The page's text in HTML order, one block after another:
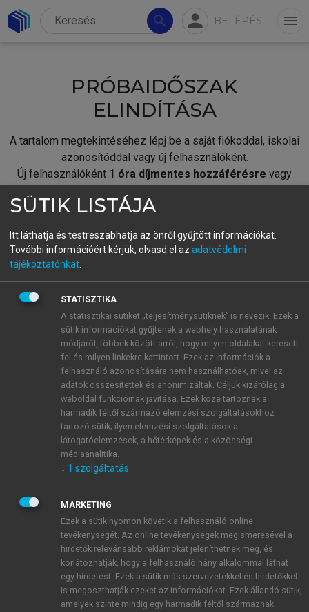
search person BELÉPÉS menu
PRÓBAIDŐSZAK
ELINDÍTÁSA
A tartalom megtekintéséhez lépj be a saját fiókoddal, iskolai
azonosítóddal vagy új felhasználóként.
Új felhasználóként 1 óra díjmentes hozzáférésre vagy
fiókoddal,vagy hozz létre új fiókot.
A regisztráció után apróbaidőszakautomatikusan
BELÉPÉS SAJÁT FIÓKKAL
ÚJ FIÓK LÉTREHOZÁSA
1 óra díjmentes hozzáférés
E-MAIL-CÍM
JELSZÓ
JELSZÓ ÚJRA
Kérek értesítést a MeRSZ újdonságairól, akcióiról.
SÜTIK LISTÁJA
Itt láthatja és testreszabhatja az önről gyűjtött információkat.
További információért kérjük, olvasd el az adatvédelmi
tájékoztatónkat
STATISZTIKA
A statisztikai sütiket „teljesítménysütiknek” is nevezik. Ezek a
sütik információkat gyűjtenek a webhely használatának
módjáról, többek között arról, hogy milyen oldalakat keresett
fel és milyen linkekre kattintott. Ezek az információk a
felhasználó azonosítására nem használhatóak, mivel az
adatok összesítettek és anonimizáltak. Céljuk kizárólag a
weboldal funkcióinak javítása. Ezek közé tartoznak a
harmadik féltől származó elemzési szolgáltatásokhoz
tartozó sütik; ilyen elemzési szolgáltatások a
látogatóelemzések, a hőtérképek és a közösségi
médiaanalitika.
↓ 1 szolgáltatás
MARKETING
Ezek a sütik nyomon követik a felhasználó online
tevékenységét. Az online tevékenységek megismerésével a
hirdetők relevánsabb reklámokat jeleníthetnek meg, és
korlátozhatják, hogy a felhasználó hány alkalommal láthat
egy hirdetést. Ezek a sütik más szervezetekkel és hirdetőkkel
is megoszthatják ezeket az információkat. Ezek állandó sütik,
amelyek szinte mindig egy harmadik féltől származnak.